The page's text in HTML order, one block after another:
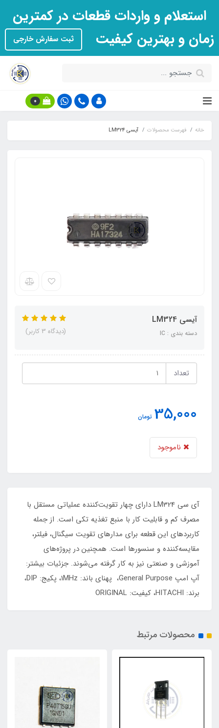
استعلام و واردات قطعات در کمترین
زمان و بهترین کیفیت
ثبت سفارش خارجی
0
خانه فهرست محصولات آیسی LM324
آیسی LM324
دسته بندی : IC (دیدگاه 3 کاربر)
تعداد
35,000 تومان
ناموجود
آی سی LM324 دارای چهار تقویت‌کننده عملیاتی مستقل با
مصرف کم و قابلیت کار با منبع تغذیه تکی است. از جمله
کاربردهای این قطعه برای مدارهای تقویت سیگنال، فیلتر،
مقایسه‌کننده و سنسورها است. همچنین در پروژه‌های
آموزشی و صنعتی نیز به کار گرفته می‌شوند. جزئیات بیشتر:
آپ امپ General Purpose، پهنای باند: 1MHz، پکیج: DIP،
برند: HITACHI، کیفیت: ORIGINAL
محصولات مرتبط